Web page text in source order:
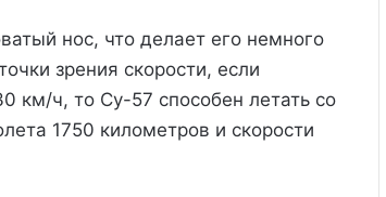
нос, что делает его немного
зрения скорости, если
км/ч, то Су-57 способен летать со
1750 километров и скорости